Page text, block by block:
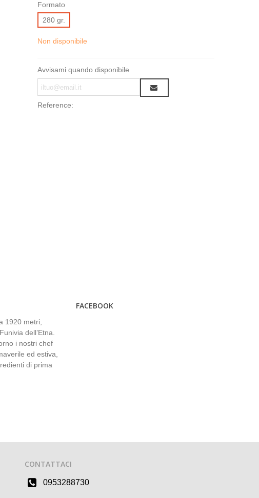
Formato
280 gr.
Non disponibile
Avvisami quando disponibile
Reference:
1920 metri,
dell’Etna.
i nostri chef
ed estiva,
di prima
FACEBOOK
CONTATTACI
0953288730